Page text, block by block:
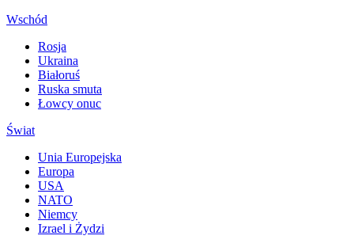
Wschód
Rosja
Ukraina
Białoruś
Ruska smuta
Łowcy onuc
Świat
Unia Europejska
Europa
USA
NATO
Niemcy
Izrael i Żydzi